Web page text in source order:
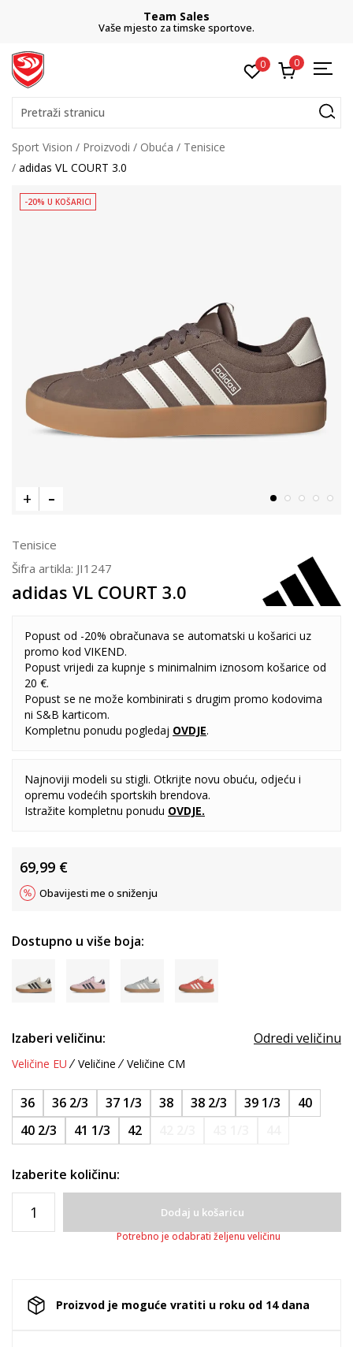
Team Sales
Vaše mjesto za timske sportove.
0 0
Pretraži stranicu
Sport Vision Proizvodi Obuća
Tenisice
adidas VL COURT 3.0
-20% U KOŠARICI
Tenisice
Šifra artikla: JI1247
adidas VL COURT 3.0
Popust od -20% obračunava se automatski u košarici uz
promo kod VIKEND.
Popust vrijedi za kupnje s minimalnim iznosom košarice od
20 €.
Popust se ne može kombinirati s drugim promo kodovima
ni S&B karticom.
Kompletnu ponudu pogledaj OVDJE.
Najnoviji modeli su stigli. Otkrijte novu obuću, odjeću i
opremu vodećih sportskih brendova.
Istražite kompletnu ponudu OVDJE.
69,99 €
Obavijesti me o sniženju
Dostupno u više boja:
Izaberi veličinu: Odredi veličinu
Veličine EU Veličine Veličine CM
36 36 2/3 37 1/3 38 38 2/3 39 1/3
40
40 2/3
41 1/3 42
Izaberite količinu:
Dodaj u košaricu
Potrebno je odabrati željenu veličinu
Proizvod je moguće vratiti u roku od 14 dana